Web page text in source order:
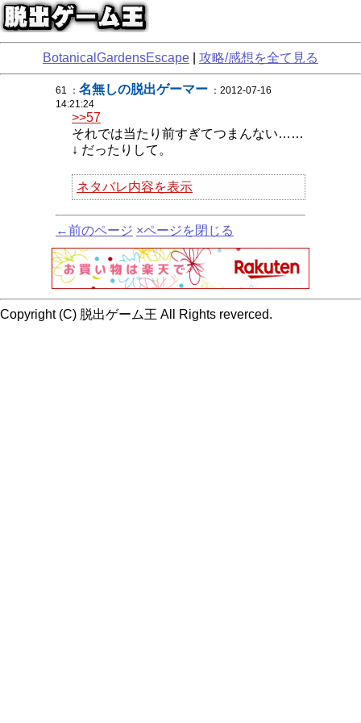
BotanicalGardensEscape 攻略/感想を全て見る
61 ： 名無しの脱出ゲーマー ：2012-07-16
14:21:24
>>57
それでは当たり前すぎてつまんない……
↓ だったりして。
ネタバレ内容を表示
←前のページ ×ページを閉じる
Copyright (C) 脱出ゲーム王 All Rights reverced.